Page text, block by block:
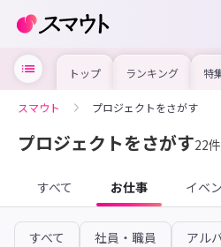
トップ ランキング 特
スマウト プロジェクトをさがす
プロジェクトをさがす22件
すべて お仕事 イベ
すべて 社員・職員
アル